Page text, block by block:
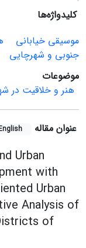
کلیدواژه‌ها
موسیقی خیابانی
جنوبی و شهرچایی
موضوعات
هنر و خلاقیت در
عنوان مقاله
Urban
with
Urban
Analysis of
of